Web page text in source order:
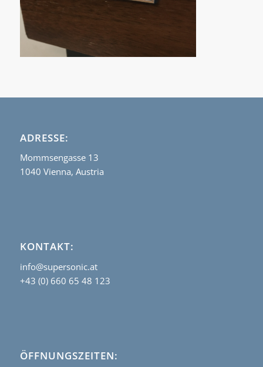
ADRESSE:
Mommsengasse 13
1040 Vienna, Austria
KONTAKT:
info@supersonic.at
+43 (0) 660 65 48 123
ÖFFNUNGSZEITEN: